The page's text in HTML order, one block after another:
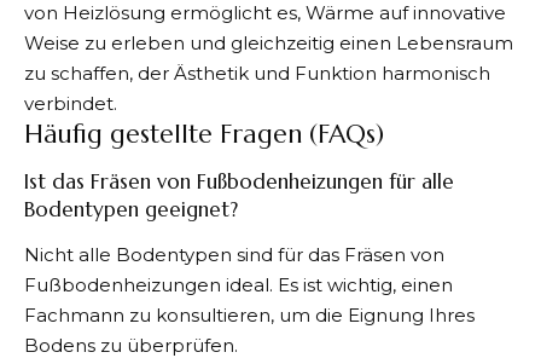
von Heizlösung ermöglicht es, Wärme auf innovative
Weise zu erleben und gleichzeitig einen Lebensraum
zu schaffen, der Ästhetik und Funktion harmonisch
verbindet.
Häufig gestellte Fragen (FAQs)
Ist das Fräsen von Fußbodenheizungen für alle
Bodentypen geeignet?
Nicht alle Bodentypen sind für das Fräsen von
Fußbodenheizungen ideal. Es ist wichtig, einen
Fachmann zu konsultieren, um die Eignung Ihres
Bodens zu überprüfen.